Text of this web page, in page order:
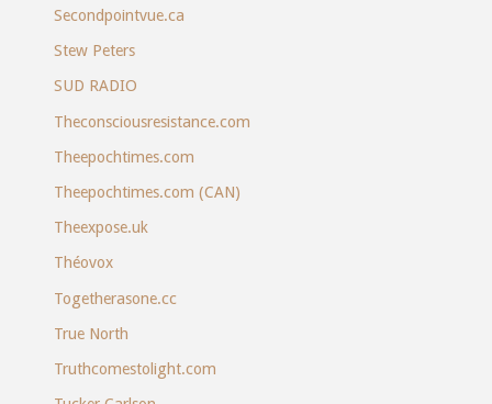
Secondpointvue.ca
Stew Peters
SUD RADIO
Theconsciousresistance.com
Theepochtimes.com
Theepochtimes.com (CAN)
Theexpose.uk
Théovox
Togetherasone.cc
True North
Truthcomestolight.com